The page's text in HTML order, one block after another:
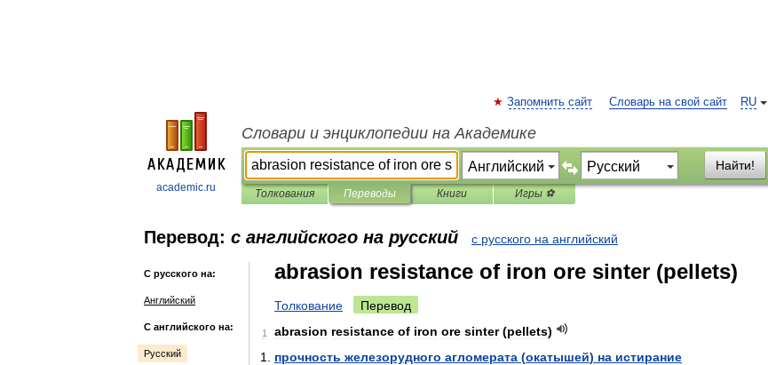
academic.ru
RU
Запомнить сайт Словарь на свой сайт
Словари и энциклопедии на Академике
Найти!
Толкования Переводы Книги Игры ⚽
Перевод: с английского на русский с русского на английский
С русского на:
Английский
С английского на:
Русский
abrasion resistance of iron ore sinter (pellets)
Толкование Перевод
1 abrasion resistance of iron ore sinter(pellets)
прочность железорудного агломерата (окатышей) на истирание